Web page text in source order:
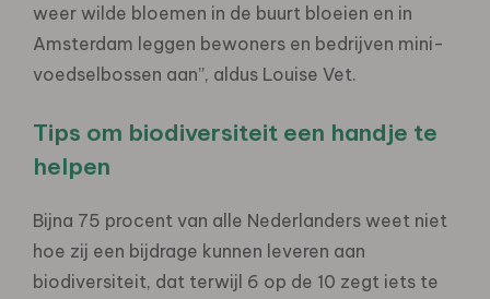
weer wilde bloemen in de buurt bloeien en in
Amsterdam leggen bewoners en bedrijven mini-
voedselbossen aan”, aldus Louise Vet.
Tips om biodiversiteit een handje te
helpen
Bijna 75 procent van alle Nederlanders weet niet
hoe zij een bijdrage kunnen leveren aan
biodiversiteit, dat terwijl 6 op de 10 zegt iets te